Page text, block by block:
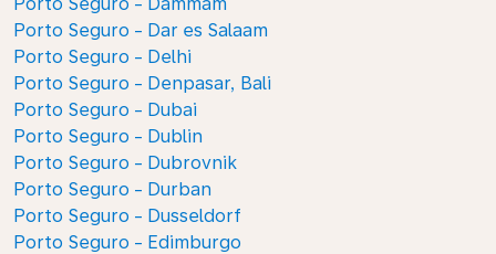
Porto Seguro - Dar es Salaam
Porto Seguro - Delhi
Porto Seguro - Denpasar, Bali
Porto Seguro - Dubai
Porto Seguro - Dublin
Porto Seguro - Dubrovnik
Porto Seguro - Durban
Porto Seguro - Dusseldorf
Porto Seguro - Edimburgo